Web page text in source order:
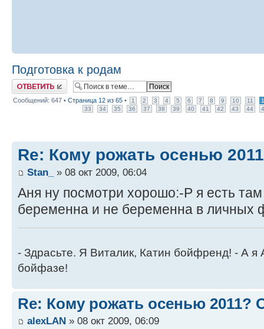
Подготовка к родам
Ответить
Сообщений: 647 • Страница 12 из 65 • 1 2 3 4 5 6 7 8 9 10 11
33
34 35 36 37 38 39 40 41 42 43 44
Re: Кому рожать осенью
Stan_ » 08 окт 2009, 06:04
Аня ну посмотри хорошо:-P я есть
беременна и не беременна в личных
- Здрасьте. Я Виталик, Катин бойфренд! - А я
бойфазе!
Re: Кому рожать осенью 2011?
alexLAN » 08 окт 2009, 06:09